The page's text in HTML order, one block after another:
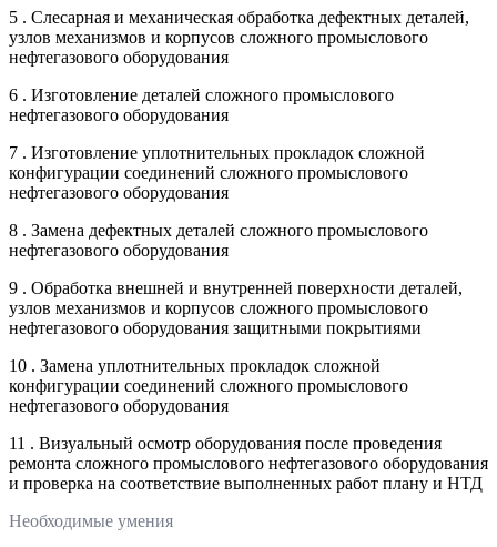
5 . Слесарная и механическая обработка дефектных деталей,
узлов механизмов и корпусов сложного промыслового
нефтегазового оборудования
6 . Изготовление деталей сложного промыслового
нефтегазового оборудования
7 . Изготовление уплотнительных прокладок сложной
конфигурации соединений сложного промыслового
нефтегазового оборудования
8 . Замена дефектных деталей сложного промыслового
нефтегазового оборудования
9 . Обработка внешней и внутренней поверхности деталей,
узлов механизмов и корпусов сложного промыслового
нефтегазового оборудования защитными покрытиями
10 . Замена уплотнительных прокладок сложной
конфигурации соединений сложного промыслового
нефтегазового оборудования
11 . Визуальный осмотр оборудования после проведения
ремонта сложного промыслового нефтегазового оборудования
и проверка на соответствие выполненных работ плану и НТД
Необходимые умения